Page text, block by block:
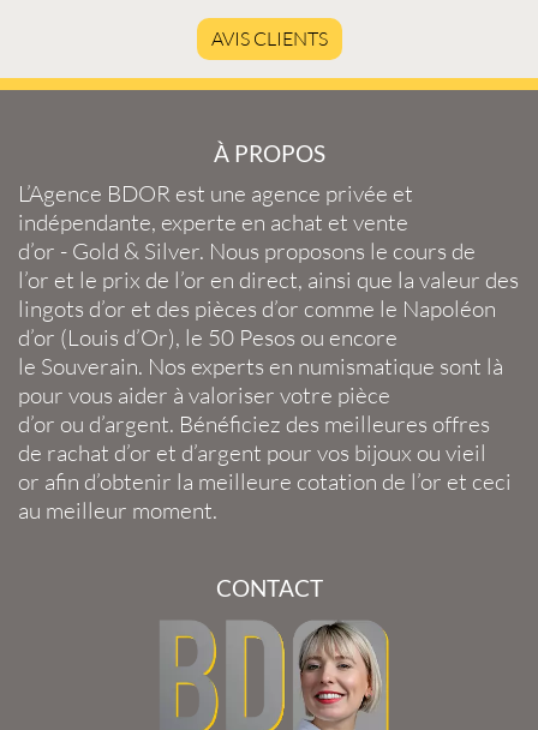
AVIS CLIENTS
À PROPOS
L’Agence BDOR est une agence privée et
indépendante, experte en achat et vente
d’or - Gold & Silver. Nous proposons le cours de
l’or et le prix de l’or en direct, ainsi que la valeur des
lingots d’or et des pièces d’or comme le Napoléon
d’or (Louis d’Or), le 50 Pesos ou encore
le Souverain. Nos experts en numismatique sont là
pour vous aider à valoriser votre pièce
d’or ou d’argent. Bénéficiez des meilleures offres
de rachat d’or et d’argent pour vos bijoux ou vieil
or afin d’obtenir la meilleure cotation de l’or et ceci
au meilleur moment.
CONTACT